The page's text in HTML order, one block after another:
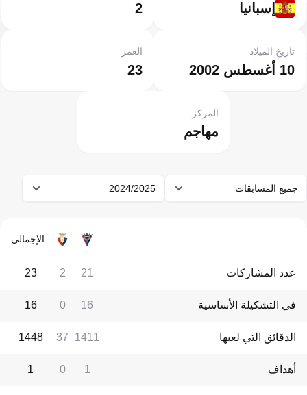
إسبانيا 2
10 أغسطس 2002
تاريخ الميلاد
23
العمر
مهاجم
المركز
جميع المسابقات 2024/2025
الإجمالي
عدد المشاركات 21
2
23
في التشكيلة الأساسية 16
0
16
الدقائق التي لعبها 1411
37
1448
أهداف 1
0
1